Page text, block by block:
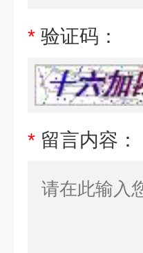
* 验证码：
* 留言内容：